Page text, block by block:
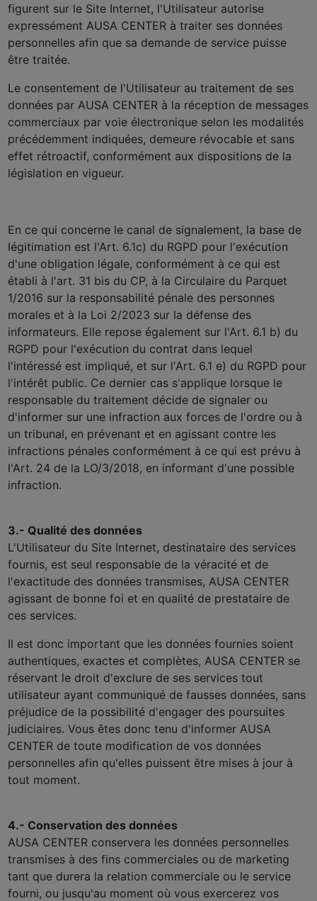
figurent sur le Site Internet, l'Utilisateur autorise
expressément AUSA CENTER à traiter ses données
personnelles afin que sa demande de service puisse
être traitée.
Le consentement de l'Utilisateur au traitement de ses
données par AUSA CENTER à la réception de messages
commerciaux par voie électronique selon les modalités
précédemment indiquées, demeure révocable et sans
effet rétroactif, conformément aux dispositions de la
législation en vigueur.
En ce qui concerne le canal de signalement, la base de
légitimation est l'Art. 6.1c) du RGPD pour l'exécution
d'une obligation légale, conformément à ce qui est
établi à l'art. 31 bis du CP, à la Circulaire du Parquet
1/2016 sur la responsabilité pénale des personnes
morales et à la Loi 2/2023 sur la défense des
informateurs. Elle repose également sur l'Art. 6.1 b) du
RGPD pour l'exécution du contrat dans lequel
l'intéressé est impliqué, et sur l'Art. 6.1 e) du RGPD pour
l'intérêt public. Ce dernier cas s'applique lorsque le
responsable du traitement décide de signaler ou
d'informer sur une infraction aux forces de l'ordre ou à
un tribunal, en prévenant et en agissant contre les
infractions pénales conformément à ce qui est prévu à
l'Art. 24 de la LO/3/2018, en informant d'une possible
infraction.
3.- Qualité des données
L'Utilisateur du Site Internet, destinataire des services
fournis, est seul responsable de la véracité et de
l'exactitude des données transmises, AUSA CENTER
agissant de bonne foi et en qualité de prestataire de
ces services.
Il est donc important que les données fournies soient
authentiques, exactes et complètes, AUSA CENTER se
réservant le droit d'exclure de ses services tout
utilisateur ayant communiqué de fausses données, sans
préjudice de la possibilité d'engager des poursuites
judiciaires. Vous êtes donc tenu d'informer AUSA
CENTER de toute modification de vos données
personnelles afin qu'elles puissent être mises à jour à
tout moment.
4.- Conservation des données
AUSA CENTER conservera les données personnelles
transmises à des fins commerciales ou de marketing
tant que durera la relation commerciale ou le service
fourni, ou jusqu'au moment où vous exercerez vos